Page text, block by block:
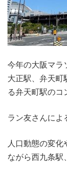
今年の大阪マラ
大正駅、弁天町
る弁天町駅のコ
ラン友さんによ
人口動態の変化
ながら西九条駅